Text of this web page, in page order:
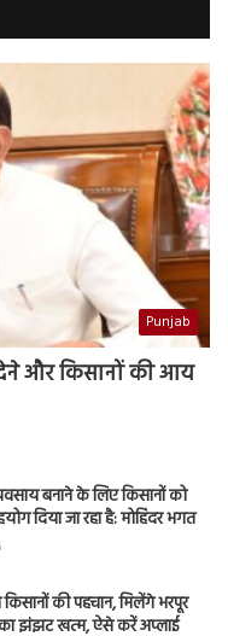
Punjab
और किसानों की आय
बनाने के लिए किसानों को
दिया जा रहा है: मोहिंदर भगत
की पहचान, मिलेंगे भरपूर
का झंझट खत्म, ऐसे करें अप्लाई